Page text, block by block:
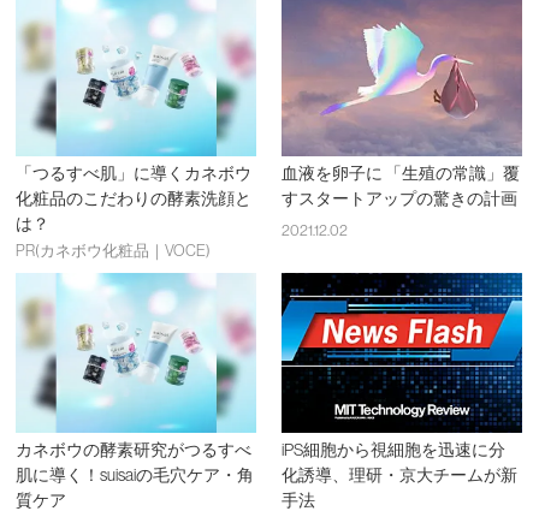
「つるすべ肌」に導くカネボウ
化粧品のこだわりの酵素洗顔と
は？
PR(カネボウ化粧品｜VOCE)
血液を卵子に 「生殖の常識」覆
すスタートアップの驚きの計画
2021.12.02
カネボウの酵素研究がつるすべ
肌に導く！suisaiの毛穴ケア・角
質ケア
iPS細胞から視細胞を迅速に分
化誘導、理研・京大チームが新
手法